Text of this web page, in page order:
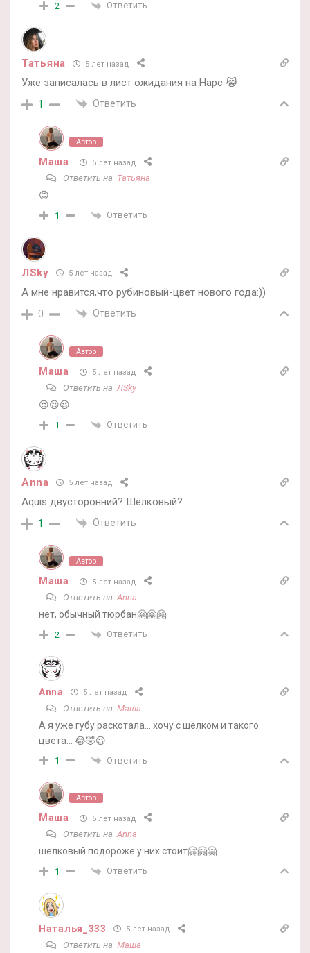
2 Ответить
Татьяна 5 лет назад
Уже записалась в лист ожидания на Нарс 😹
1 Ответить
Автор
Маша 5 лет назад
Ответить на Татьяна
😊
1 Ответить
ЛSky 5 лет назад
А мне нравится,что рубиновый-цвет нового года:))
0 Ответить
Автор
Маша 5 лет назад
Ответить наЛSky
😍😍😍
1 Ответить
Anna 5 лет назад
Aquis двусторонний? Шёлковый?
1 Ответить
Автор
Маша 5 лет назад
Ответить наAnna
нет, обычный тюрбан🤗🤗🤗
2 Ответить
Anna 5 лет назад
Ответить на Маша
А я уже губу раскотала… хочу с шёлком и такого
цвета… 😂🤣😃
1 Ответить
Автор
Маша 5 лет назад
Ответить наAnna
шелковый подороже у них стоит🤗🤗🤗
1 Ответить
Наталья_333 5 лет назад
Ответить на Маша